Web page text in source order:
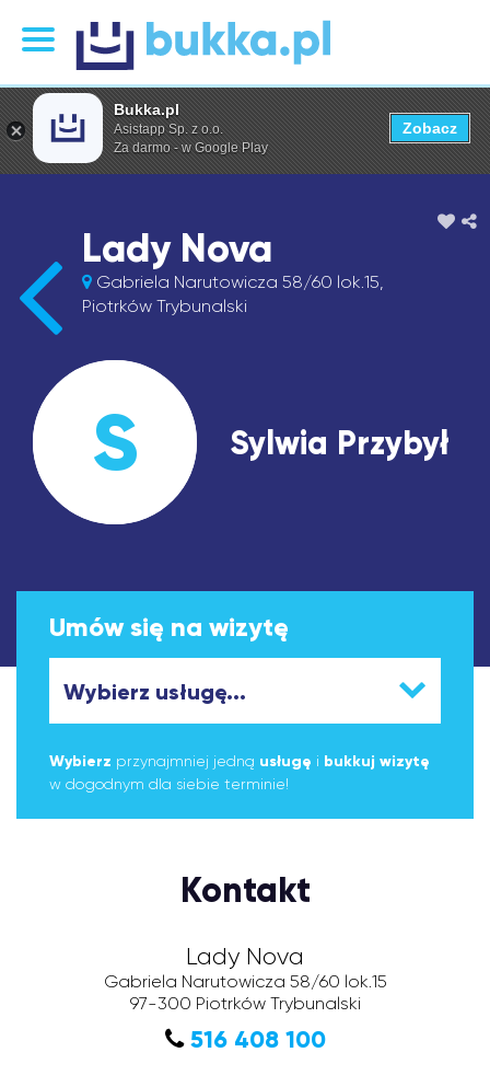
Lady Nova
Gabriela Narutowicza 58/60 lok.15,
Piotrków Trybunalski
S Sylwia Przybył
Umów się na wizytę
Wybierz przynajmniej jedną usługę i bukkuj wizytę
w dogodnym dla siebie terminie!
Kontakt
Lady Nova
Gabriela Narutowicza 58/60 lok.15
97-300 Piotrków Trybunalski
516 408 100
Bukka.pl
Asistapp Sp. z o.o.
Za darmo - w Google Play
Zobacz